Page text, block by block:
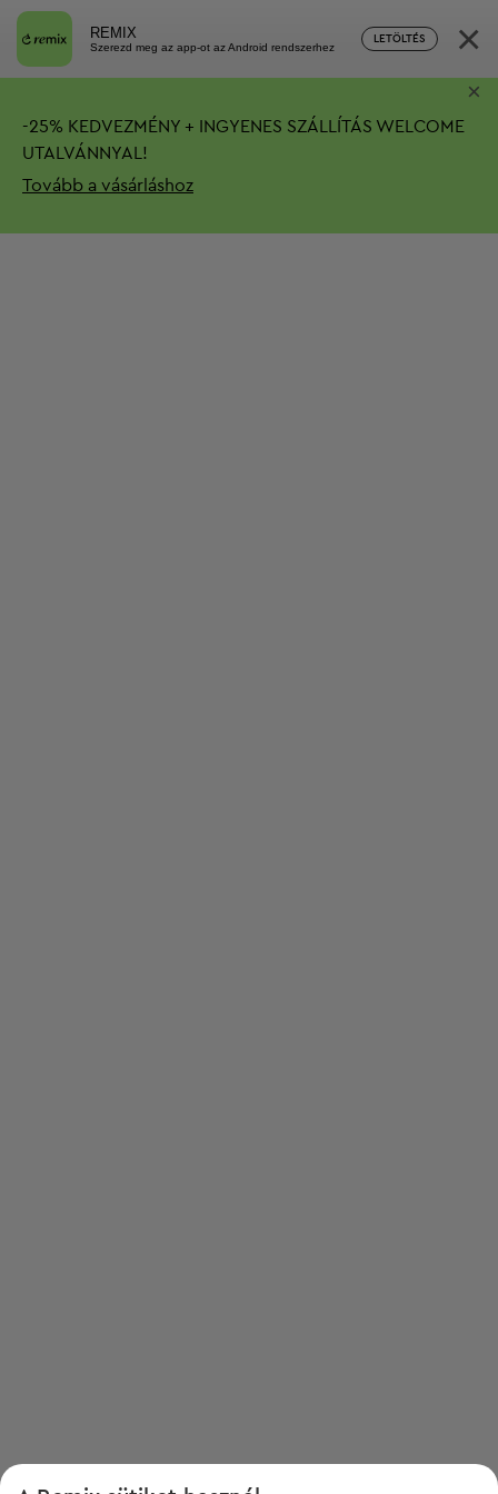
REMIX
Szerezd meg az app-ot az Android rendszerhez
LETÖLTÉS ×
-25% KEDVEZMÉNY + INGYENES SZÁLLÍTÁS WELCOME
UTALVÁNNYAL!
Tovább a vásárláshoz
×